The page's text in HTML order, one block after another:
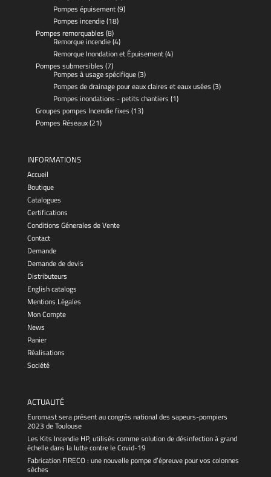
Pompes épuisement(9)
Pompes incendie(18)
Pompes remorquables (8)
Remorque incendie(4)
Remorque Inondation et Épuisement(4)
Pompes submersibles (7)
Pompes à usage spécifique(3)
Pompes de drainage pour eaux claires et eaux usées (3)
Pompes inondations - petits chantiers (1)
Groupes pompes Incendie fixes (13)
Pompes Réseaux(21)
INFORMATIONS
Accueil
Boutique
Catalogues
Certifications
Conditions Génerales de Vente
Contact
Demande
Demande de devis
Distributeurs
English catalogs
Mentions Légales
Mon Compte
News
Panier
Réalisations
Société
ACTUALITÉ
Euromast sera présent au congrès national des sapeurs-pompiers
2023 de Toulouse
Les Kits Incendie HP, utilisés comme solution de désinfection à grand
échelle dans la lutte contre le Covid-19
Fabrication FIRECO : une nouvelle pompe d’épreuve pour vos colonnes
sèches